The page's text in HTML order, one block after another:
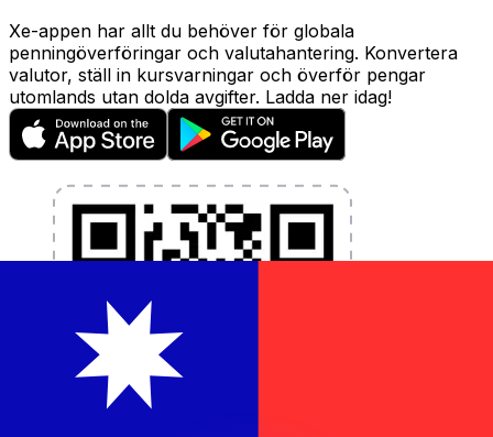
Xe-appen har allt du behöver för globala
penningöverföringar och valutahantering. Konvertera
valutor, ställ in kursvarningar och överför pengar
utomlands utan dolda avgifter. Ladda ner idag!